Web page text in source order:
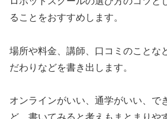
ることをおすすめします。
場所や料金、講師、口コミのことな
だわりなどを書き出します。
オンラインがいい、通学がいい、で